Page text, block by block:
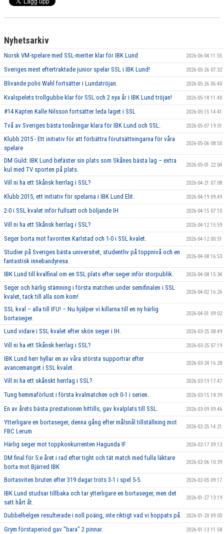
Nyhetsarkiv
Norsk VM-spelare med SSL-meriter klar för IBK Lund 2026-06-04 11:55
Sveriges mest eftertraktade junior spelar SSL i IBK Lund! 2026-05-26 07:32
Blivande polis Wahl fortsätter i Lundatröjan. 2026-05-26 06:40
Kvalspelets trollgubbe klar för SSL och 2 nya år i IBK Lund tröjan! 2026-05-18 11:40
#14 Kapten Kalle Nilsson fortsätter leda laget i SSL 2026-05-15 14:41
Två av Sveriges bästa tonåringar klara för IBK Lund och SSL. 2026-05-07 19:01
Klubb 2015 - Ett initiativ för att förbättra förutsättningarna för våra
spelare
2026-05-06 08:50
DM Guld: IBK Lund befäster sin plats som Skånes bästa lag – extra
kul med TV sporten på plats.
2026-05-01 22:04
Vill ni ha ett Skånsk herrlag i SSL? 2026-04-21 07:08
Klubb 2015, ett initiativ för spelarna i IBK Lund Elit. 2026-04-19 09:49
2-0 i SSL kvalet inför fullsatt och böljande IH 2026-04-15 07:10
Vill ni ha ett Skånsk herrlag i SSL? 2026-04-12 15:59
Seger borta mot favoriten Karlstad och 1-0 i SSL kvalet. 2026-04-12 00:51
Studier på Sveriges bästa universitet, studentliv på toppnivå och en
fantastisk innebandyresa.
2026-04-08 16:53
IBK Lund till kvalfinal om en SSL plats efter seger inför storpublik. 2026-04-08 15:34
Seger och härlig stämning i första matchen under semifinalen i SSL
kvalet, tack till alla som kom!
2026-04-02 16:26
SSL kval – alla till IFU! – Nu hjälper vi killarna till en ny härlig
bortaseger.
2026-04-01 09:02
Lund vidare i SSL kvalet efter skön seger i IH. 2026-03-25 08:49
Vill ni ha ett Skånsk herrlag i SSL? 2026-03-25 07:19
IBK Lund herr hyllar en av våra största supportrar efter
avancemanget i SSL kvalet.
2026-03-24 16:28
Vill ni ha ett skånskt herrlag i SSL? 2026-03-19 17:47
Tung hemmaförlust i första kvalmatchen och 0-1 i serien. 2026-03-15 18:39
En av årets bästa prestationen hittills, gav kvalplats till SSL. 2026-03-09 09:46
Ytterligare en bortaseger, denna gång efter målsnål tillställning mot
FBC Lerum
2026-02-25 14:21
Härlig seger mot toppkonkurrenten Hagunda IF. 2026-02-17 09:13
DM final för 5:e året i rad efter tight och tät match med fulla läktare
borta mot Bjärred IBK
2026-02-06 10:39
Bortasviten bruten efter 319 dagar trots 3-1 i spel 5-5. 2026-02-05 09:17
IBK Lund studsar tillbaka och tar ytterligare en bortaseger, men det
satt hårt åt.
2026-01-27 13:19
Dubbelhelgen resulterade i noll poäng, inte riktigt vad vi hoppats på. 2026-01-20 09:00
Grym förstaperiod gav ’’bara’’ 2 pinnar. 2026-01-13 11:58